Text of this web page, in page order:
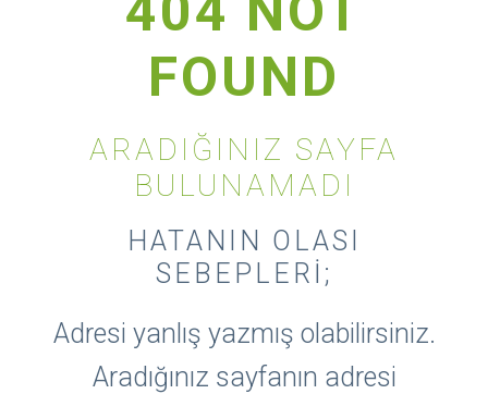
FOUND
ARADIĞINIZ SAYFA
BULUNAMADI
HATANIN OLASI
SEBEPLERI;
Adresi yanlış yazmış olabilirsiniz.
Aradığınız sayfanın adresi